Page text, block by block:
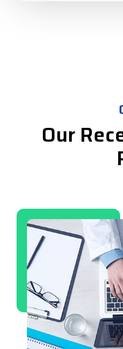
Our